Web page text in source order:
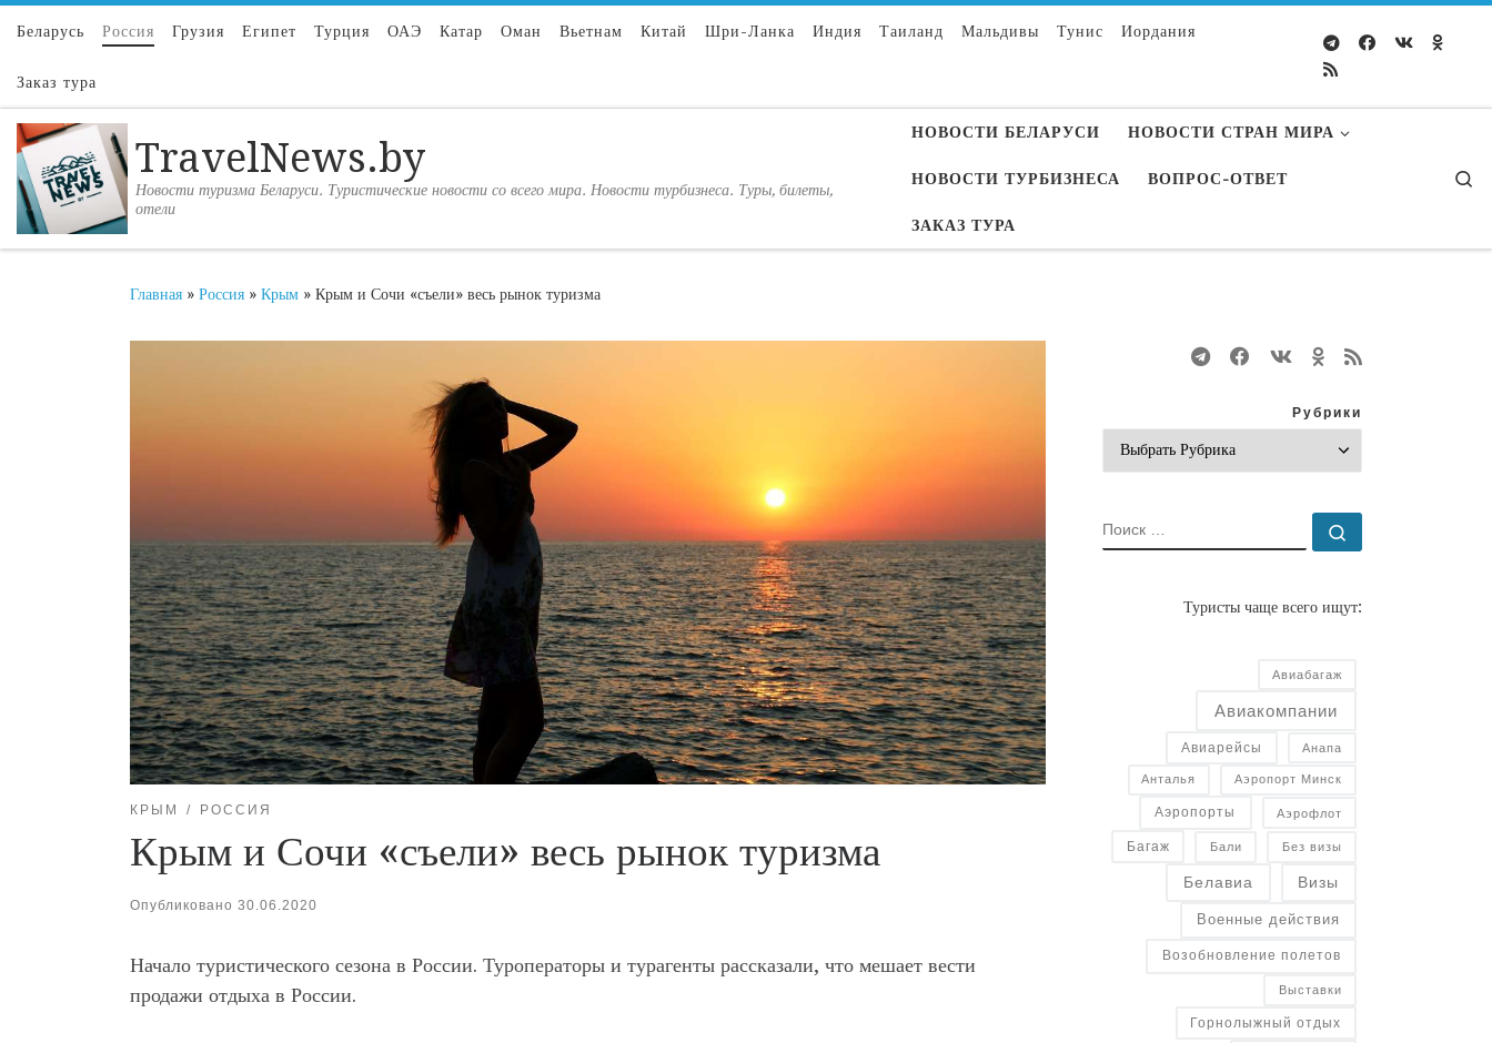
Перейти к содержимому
Беларусь Россия Грузия Египет Турция ОАЭ Катар Оман Вьетнам Китай Шри-Ланка Индия Таиланд Мальдивы Тунис Иордания
Заказ тура
TravelNews.by
Новости туризма Беларуси. Туристические новости со всего мира. Новости турбизнеса. Туры, билеты,
отели
НОВОСТИ БЕЛАРУСИ НОВОСТИ СТРАН МИРА
НОВОСТИ ТУРБИЗНЕСА ВОПРОС-ОТВЕТ
ЗАКАЗ ТУРА
Главная » Россия » Крым » Крым и Сочи «съели» весь рынок туризма
КРЫМ РОССИЯ
Крым и Сочи «съели» весь рынок туризма
Опубликовано 30.06.2020
Начало туристического сезона в России. Туроператоры и турагенты рассказали, что мешает вести
продажи отдыха в России.
Рубрики
ПОИСК
Туристы чаще всего ищут:
Авиабагаж
Авиакомпании
Авиарейсы Анапа
Анталья Аэропорт Минск
Аэропорты Аэрофлот
Багаж Бали Без визы
Белавиа Визы
Военные действия
Возобновление полетов
Выставки
Горнолыжный отдых